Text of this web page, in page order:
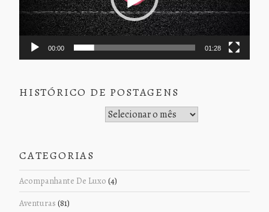
00:00 01:28
HISTÓRICO DE POSTAGENS
CATEGORIAS
Acompanhante De Luxo (4)
Aventuras (81)